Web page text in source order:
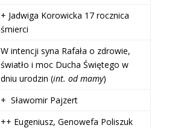
+ Jadwiga Korowicka 17 rocznica
śmierci
W intencji syna Rafała o zdrowie,
światło i moc Ducha Świętego w
dniu urodzin (int. od mamy)
+ Sławomir Pajzert
++ Eugeniusz, Genowefa Poliszuk